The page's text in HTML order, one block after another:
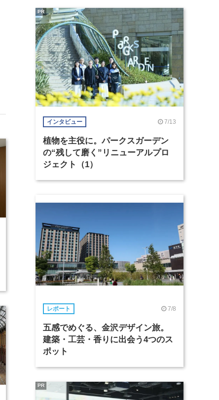
インタビュー 7/13
植物を主役に。パークスガーデン
の“残して磨く”リニューアルプロ
ジェクト（1）
PR
レポート 7/8
五感でめぐる、金沢デザイン旅。
建築・工芸・香りに出会う4つのス
ポット
PR